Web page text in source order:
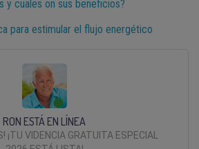
y cuales on sus beneficios?
para estimular el flujo energético
RON ESTÁ EN LÍNEA
¡TU VIDENCIA GRATUITA ESPECIAL